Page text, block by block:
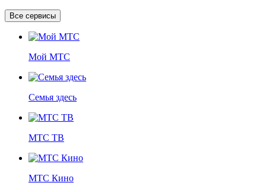
Все сервисы
Мой МТС
Семья здесь
МТС ТВ
МТС Кино